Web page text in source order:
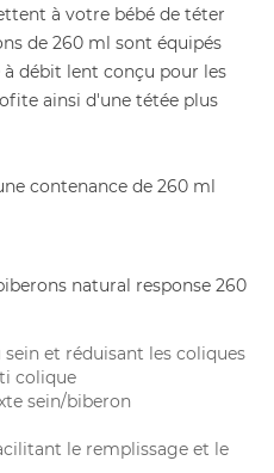
à votre bébé de téter
de 260 ml sont équipés
débit lent conçu pour les
ainsi d'une tétée plus
contenance de 260 ml
natural response 260
et réduisant les coliques
colique
sein/biberon
le remplissage et le